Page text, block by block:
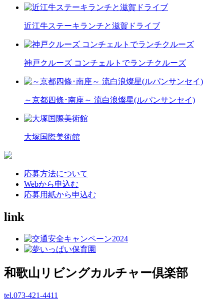
近江牛ステーキランチと滋賀ドライブ
神戸クルーズ コンチェルトでランチクルーズ
～京都四條･南座～ 流白浪燦星(ルパンサンセイ)
大塚国際美術館
応募方法について
Webから申込む
応募用紙から申込む
link
和歌山リビングカルチャー倶楽部
tel.073-421-4411